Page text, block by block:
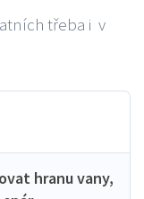
třeba i v
hranu vany,